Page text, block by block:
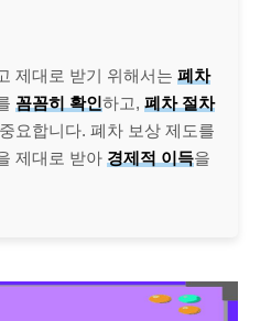
제대로 받기 위해서는 폐차
꼼꼼히 확인하고, 폐차 절차
요합니다. 폐차 보상 제도를
제대로 받아 경제적 이득을